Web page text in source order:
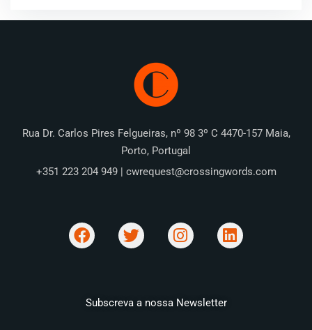
Rua Dr. Carlos Pires Felgueiras, nº 98 3º C 4470-157 Maia,
Porto, Portugal
+351 223 204 949 | cwrequest@crossingwords.com
Subscreva a nossa Newsletter